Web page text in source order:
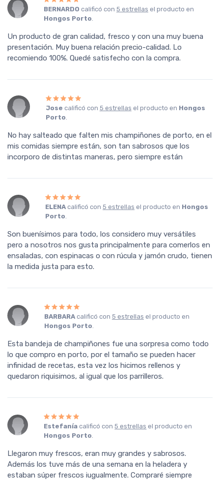
BERNARDO calificó con 5 estrellas el producto en
Hongos Porto.
Un producto de gran calidad, fresco y con una muy buena
presentación. Muy buena relación precio-calidad. Lo
recomiendo 100%. Quedé satisfecho con la compra.
Jose calificó con 5 estrellas el producto en Hongos
Porto.
No hay salteado que falten mis champiñones de porto, en el
mis comidas siempre están, son tan sabrosos que los
incorporo de distintas maneras, pero siempre están
ELENAcalificó con 5 estrellas el producto en Hongos
Porto.
Son buenísimos para todo, los considero muy versátiles
pero a nosotros nos gusta principalmente para comerlos en
ensaladas, con espinacas o con rúcula y jamón crudo, tienen
la medida justa para esto.
BARBARAcalificó con 5 estrellas el producto en
Hongos Porto.
Esta bandeja de champiñones fue una sorpresa como todo
lo que compro en porto, por el tamaño se pueden hacer
infinidad de recetas, esta vez los hicimos rellenos y
quedaron riquisimos, al igual que los parrilleros.
Estefanía calificó con5 estrellas el producto en
Hongos Porto.
Llegaron muy frescos, eran muy grandes y sabrosos.
Además los tuve más de una semana en la heladera y
estaban súper frescos iugualmente. Compraré siempre